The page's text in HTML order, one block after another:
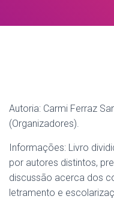
Autoria: Carmi Ferraz
(Organizadores).
Informações: Livro
por autores distintos,
discussão acerca dos
letramento e